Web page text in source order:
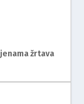
žrtava